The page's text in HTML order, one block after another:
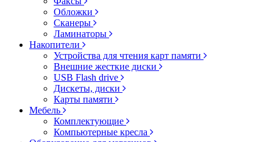
Обложки
Сканеры
Ламинаторы
Накопители
Устройства для чтения карт памяти
Внешние жесткие диски
USB Flash drive
Дискеты, диски
Карты памяти
Мебель
Комплектующие
Компьютерные кресла